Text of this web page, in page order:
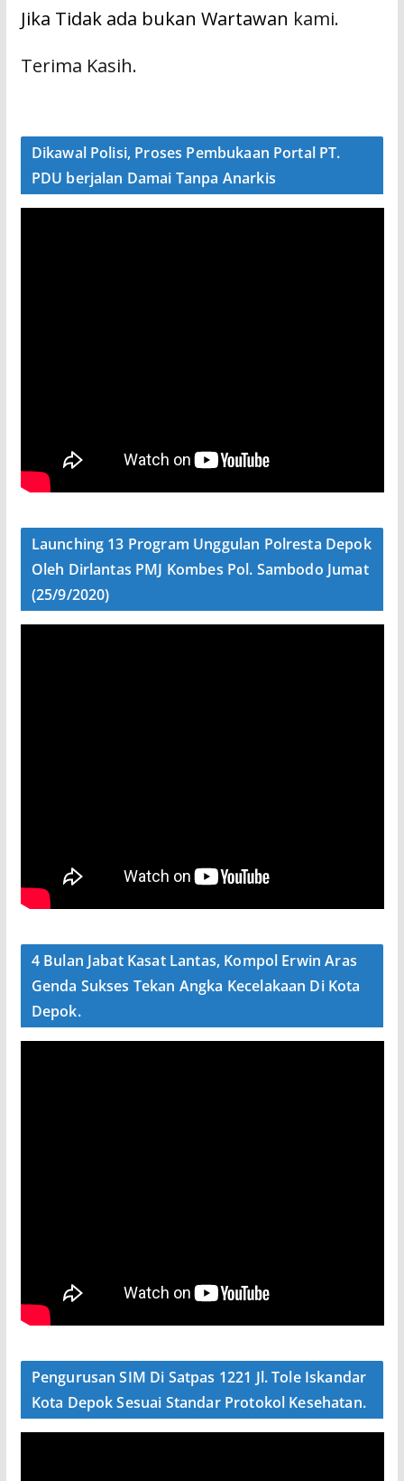
Jika Tidak ada bukan Wartawan kami.
Terima Kasih.
Dikawal Polisi, Proses Pembukaan Portal PT.
PDU berjalan Damai Tanpa Anarkis
Launching 13 Program Unggulan Polresta Depok
Oleh Dirlantas PMJ Kombes Pol. Sambodo Jumat
(25/9/2020)
4 Bulan Jabat Kasat Lantas, Kompol Erwin Aras
Genda Sukses Tekan Angka Kecelakaan Di Kota
Depok.
Pengurusan SIM Di Satpas 1221 Jl. Tole Iskandar
Kota Depok Sesuai Standar Protokol Kesehatan.